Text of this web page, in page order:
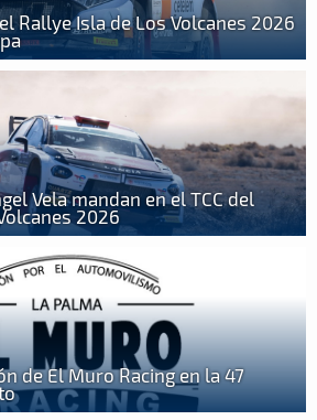
Rallye Isla de Los Volcanes 2026
Vela mandan en el TCC del
2026
de El Muro Racing en la 47